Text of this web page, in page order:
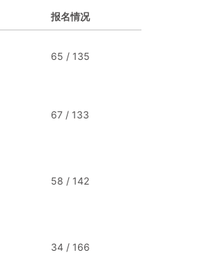
报名情况
65 / 135
67 / 133
58 / 142
34 / 166